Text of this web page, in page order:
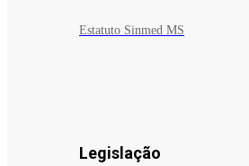
Estatuto Sinmed MS
Legislação